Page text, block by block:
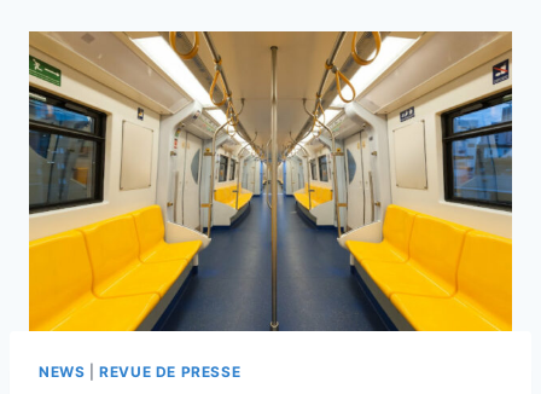
NEWS |REVUE DE PRESSE